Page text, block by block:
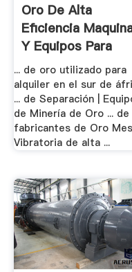
Oro De Alta
Eficiencia
Y Equipos Para
... de oro utilizado para
alquiler en el sur de
... de Separación |
de Minería de Oro ... de
fabricantes de Oro
Vibratoria de alta ...